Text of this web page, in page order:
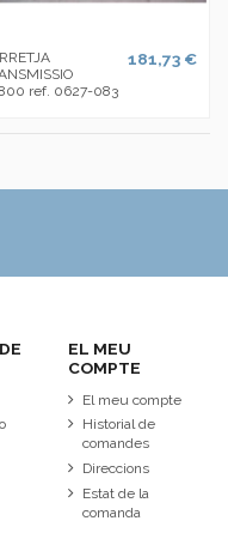
ref. 0627-083
181,73 €
EL MEU
COMPTE
El meu compte
Historial de
comandes
Direccions
Estat de la
comanda